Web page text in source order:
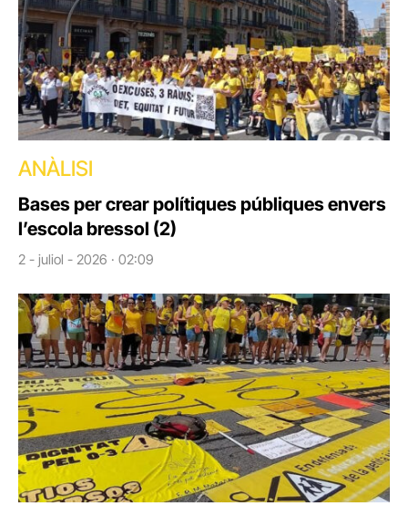
ANÀLISI
Bases per crear polítiques públiques envers
l’escola bressol (2)
2 - juliol - 2026 · 02:09